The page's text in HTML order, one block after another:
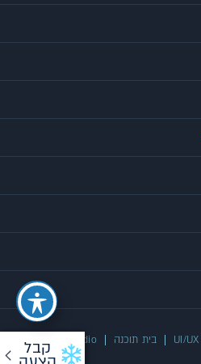
קבלUX/UI Studio בית תוכנה